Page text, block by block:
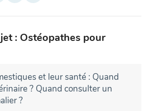
: Ostéopathes pour
et leur santé : Quand
? Quand consulter un
?